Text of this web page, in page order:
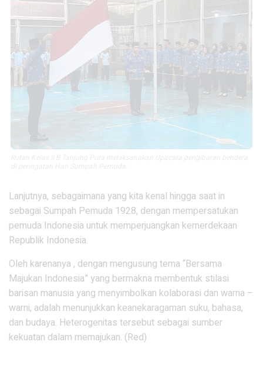
Lanjutnya, sebagaimana yang kita kenal hingga saat in
sebagai Sumpah Pemuda 1928, dengan mempersatukan
pemuda Indonesia untuk memperjuangkan kemerdekaan
Republik Indonesia.
Oleh karenanya , dengan mengusung tema “Bersama
Majukan Indonesia” yang bermakna membentuk stilasi
barisan manusia yang menyimbolkan kolaborasi dan warna –
warni, adalah menunjukkan keanekaragaman suku, bahasa,
dan budaya. Heterogenitas tersebut sebagai sumber
kekuatan dalam memajukan. (Red)